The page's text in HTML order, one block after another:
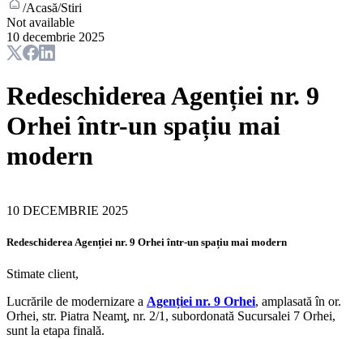
/Acasă/Stiri
Not available
10 decembrie 2025
Redeschiderea Agenției nr. 9
Orhei într-un spațiu mai
modern
10 DECEMBRIE 2025
Redeschiderea Agenției nr. 9 Orhei într-un spațiu mai modern
Stimate client,
Lucrările de modernizare a Agenției nr. 9 Orhei, amplasată în or.
Orhei, str. Piatra Neamţ, nr. 2/1, subordonată Sucursalei 7 Orhei,
sunt la etapa finală.